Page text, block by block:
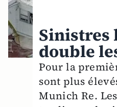
Sinistres
double
Pour la
sont plus
Munich Re.